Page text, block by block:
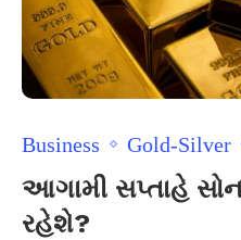
Business Gold-Silver
આગામી સપ્તાહે
રહેશે?